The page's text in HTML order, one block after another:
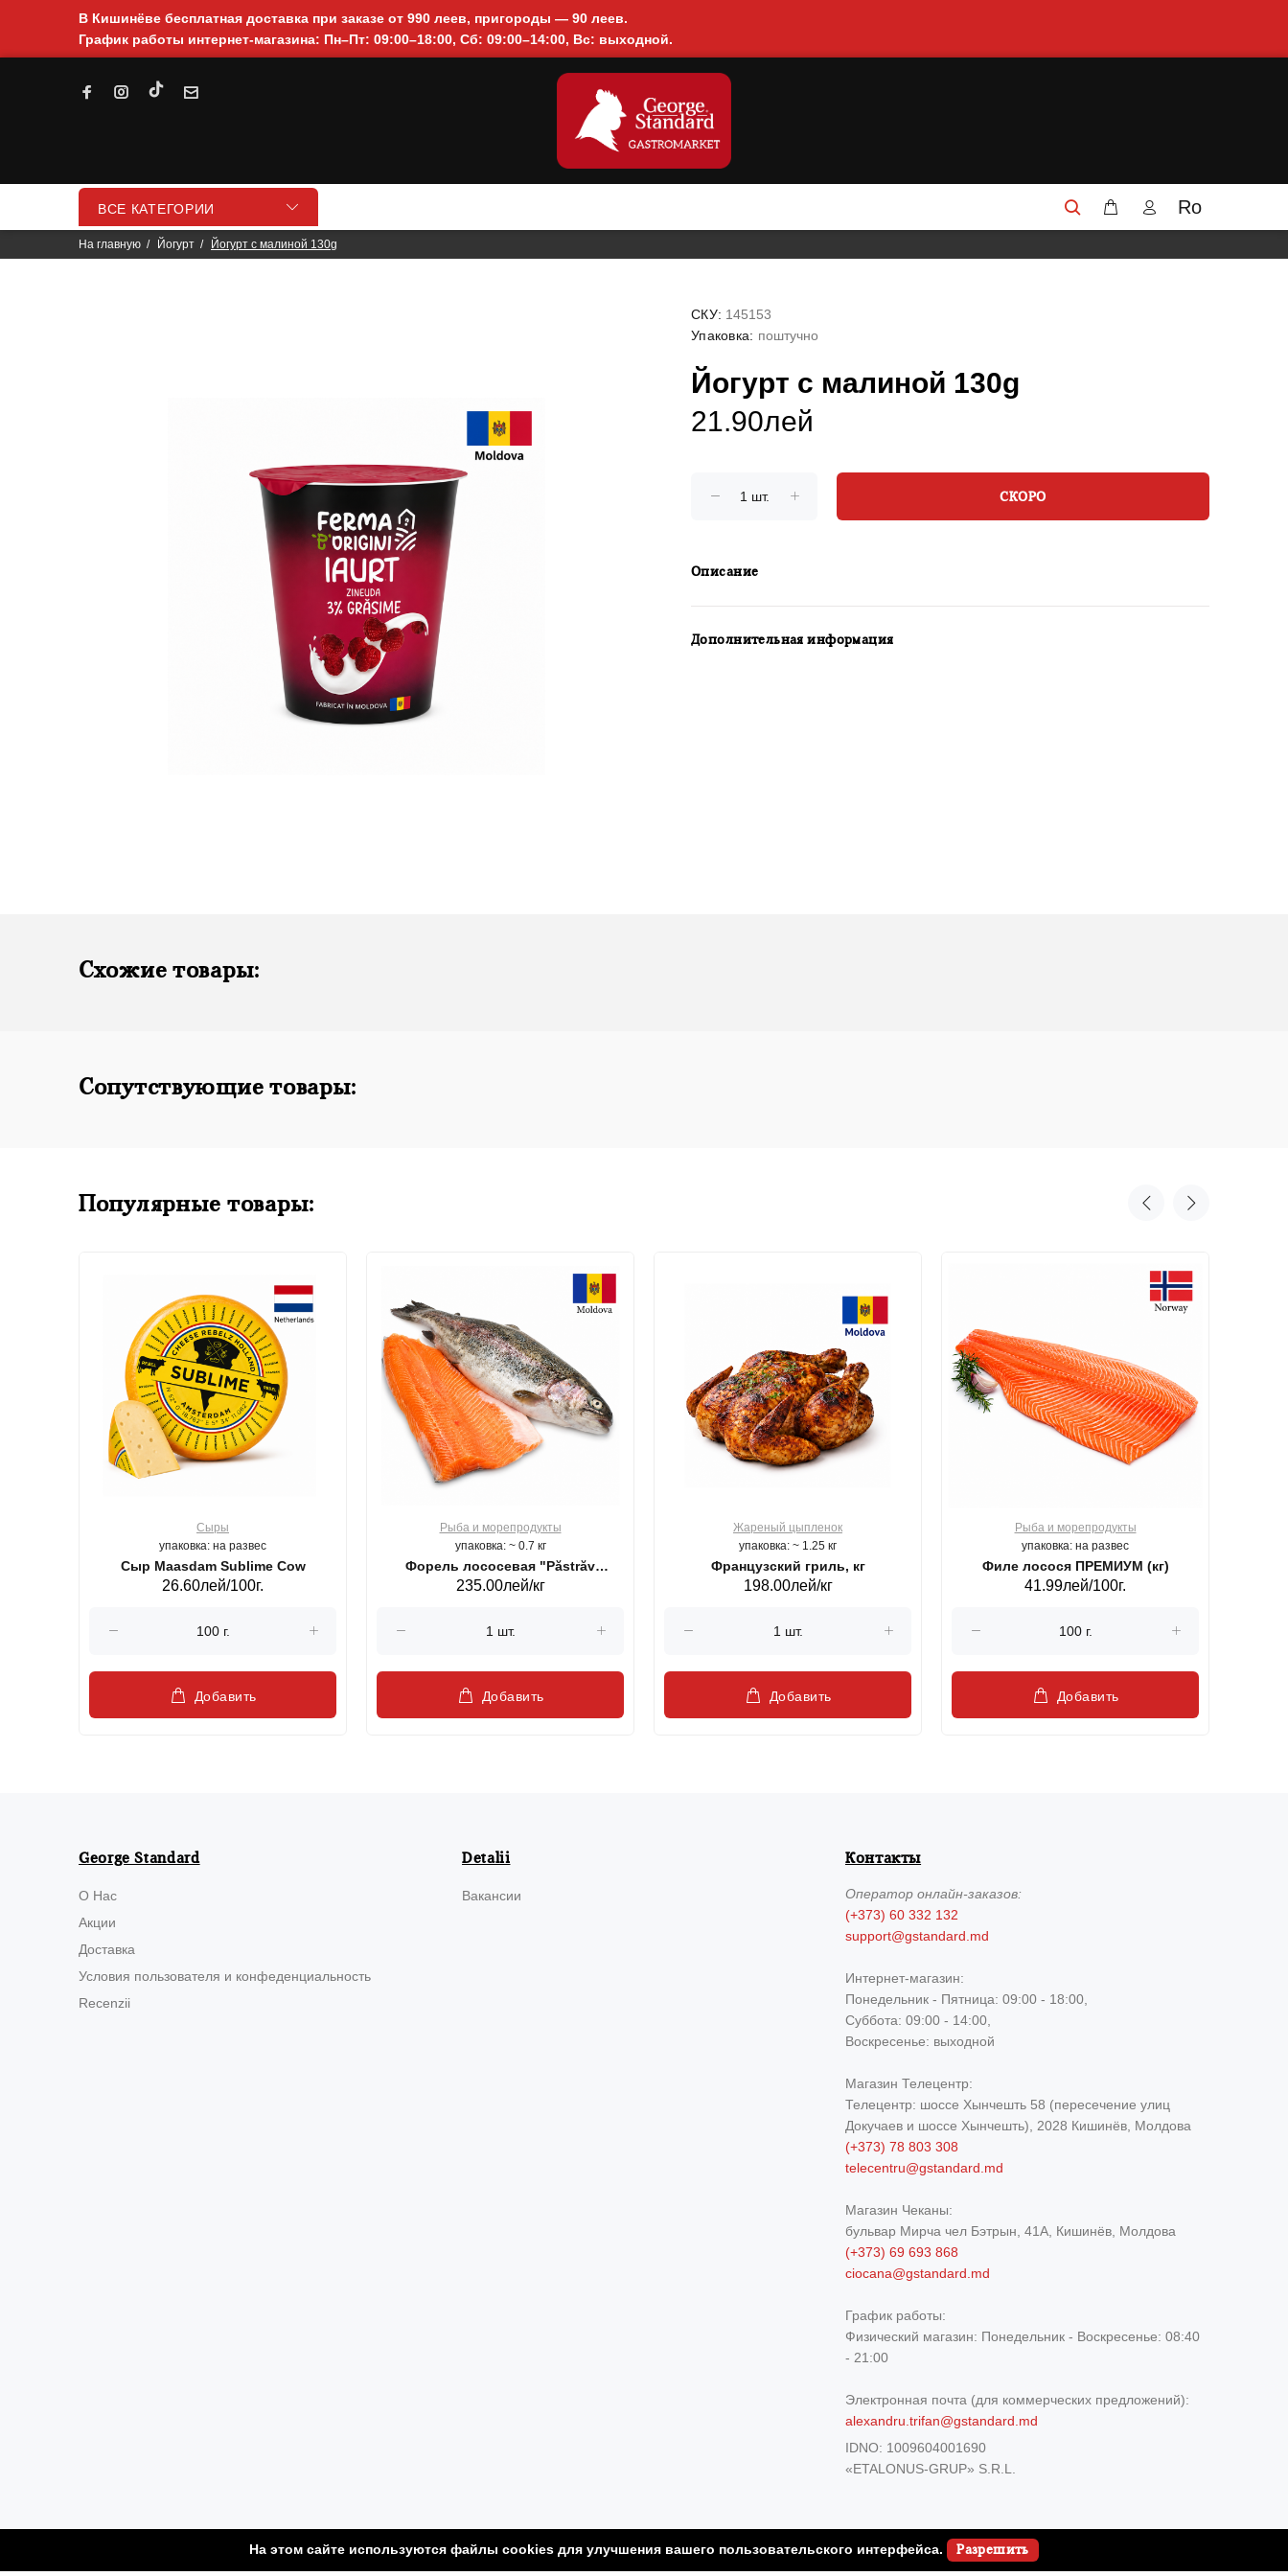
В Кишинёве бесплатная доставка при заказе от 990 леев, пригороды — 90 леев.
График работы интернет-магазина: Пн–Пт: 09:00–18:00, Сб: 09:00–14:00, Вс: выходной.
ВСЕ КАТЕГОРИИ Ro
На главную Йогурт Йогурт с малиной 130g
СКУ: 145153
Упаковка: поштучно
Йогурт с малиной 130g
21.90лей
СКОРО
Описание
Дополнительная информация
Схожие товары:
Сопутствующие товары:
Популярные товары:
Сыры
упаковка: на развес
Сыр Maasdam Sublime Cow
26.60лей/100г.
Добавить
Рыба и морепродукты
упаковка: ~ 0.7 кг
Форель лососевая "Păstrăv
Moldovenesc"
235.00лей/кг
Добавить
Жареный цыпленок
упаковка: ~ 1.25 кг
Французский гриль, кг
198.00лей/кг
Добавить
Рыба и морепродукты
упаковка: на развес
Филе лосося ПРЕМИУМ (кг)
41.99лей/100г.
Добавить
George Standard
О Нас
Акции
Доставка
Условия пользователя и конфеденциальность
Recenzii
Detalii
Вакансии
Контакты
Операторонлайн-заказов:
(+373) 60 332 132
support@gstandard.md
Интернет-магазин:
Понедельник - Пятница: 09:00 - 18:00,
Суббота: 09:00 - 14:00,
Воскресенье: выходной
Магазин Телецентр:
Телецентр: шоссе Хынчешть 58 (пересечение улиц
Докучаев и шоссе Хынчешть), 2028 Кишинёв, Молдова
(+373) 78 803 308
telecentru@gstandard.md
Магазин Чеканы:
бульвар Мирча чел Бэтрын, 41A, Кишинёв, Молдова
(+373) 69 693 868
ciocana@gstandard.md
График работы:
Физический магазин: Понедельник - Воскресенье: 08:40
- 21:00
Электронная почта (для коммерческих предложений):
alexandru.trifan@gstandard.md
IDNO: 1009604001690
«ETALONUS-GRUP» S.R.L.
© George Standard 2026. All Rights Reserved / Developed and Supported by:
На этом сайте используются файлы cookies для улучшения вашего пользовательского интерфейса. Разрешить